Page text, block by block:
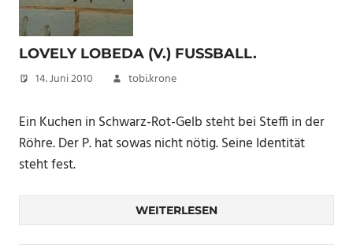
LOVELY LOBEDA (V.) FUSSBALL.
14. Juni 2010 tobi.krone
Ein Kuchen in Schwarz-Rot-Gelb steht bei Steffi in der
Röhre. Der P. hat sowas nicht nötig. Seine Identität
steht fest.
WEITERLESEN